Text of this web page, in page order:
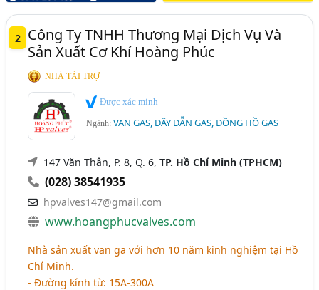
2
Công Ty TNHH Thương Mại Dịch Vụ Và
Sản Xuất Cơ Khí Hoàng Phúc
NHÀ TÀI TRỢ
Được xác minh
Ngành:VAN GAS, DÂY DẪN GAS, ĐỒNG HỒ GAS
147 Văn Thân, P. 8, Q. 6,TP. Hồ Chí Minh (TPHCM)
(028) 38541935
hpvalves147@gmail.com
www.hoangphucvalves.com
Nhà sản xuất van ga với hơn 10 năm kinh nghiệm tại Hồ
Chí Minh.
- Đường kính từ: 15A-300A